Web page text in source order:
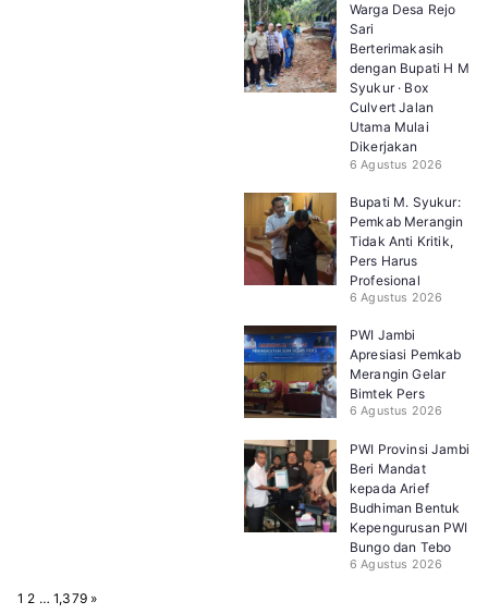
Warga Desa Rejo
Sari
Berterimakasih
dengan Bupati H M
Syukur · Box
Culvert Jalan
Utama Mulai
Dikerjakan
6 Agustus 2026
Bupati M. Syukur:
Pemkab Merangin
Tidak Anti Kritik,
Pers Harus
Profesional
6 Agustus 2026
PWI Jambi
Apresiasi Pemkab
Merangin Gelar
Bimtek Pers
6 Agustus 2026
PWI Provinsi Jambi
Beri Mandat
kepada Arief
Budhiman Bentuk
Kepengurusan PWI
Bungo dan Tebo
6 Agustus 2026
P1 2 … 1,379 N
»